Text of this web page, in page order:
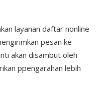
layanan daftar nonline
pesan ke
akan disambut oleh
ppengarahan lebih